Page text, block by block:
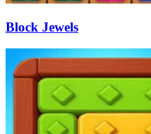
Block Jewels